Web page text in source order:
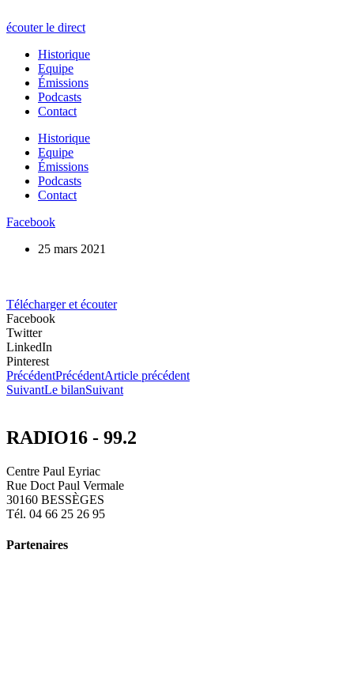
écouter le direct
Historique
Equipe
Émissions
Podcasts
Contact
Historique
Equipe
Émissions
Podcasts
Contact
Facebook
25 mars 2021
Télécharger et écouter
Facebook
Twitter
LinkedIn
Pinterest
PrécédentPrécédentArticle précédent
SuivantLe bilanSuivant
RADIO16 - 99.2
Centre Paul Eyriac
Rue Doct Paul Vermale
30160 BESSÈGES
Tél. 04 66 25 26 95
Partenaires